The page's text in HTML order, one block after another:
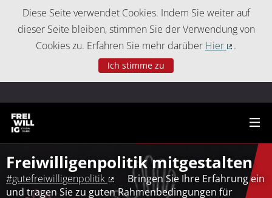
Diese Seite verwendet Cookies. Indem Sie weiter auf
dieser Seite bleiben, stimmen Sie der Verwendung von
Cookies zu. Erfahren Sie mehr darüber Hier
.
Ich stimme zu
Freiwilligenpolitik mitgestalten
#gutefreiwilligenpolitik
(Externer Link)
Bringen Sie Ihre Erfahrung ein
und tragen Sie zu guten Rahmenbedingungen für
Cookie-Einstellungen